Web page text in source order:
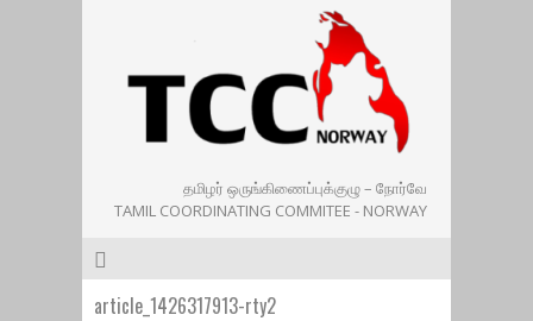
தமிழர் ஒருங்கிணைப்புக்குழு – நோர்வே
TAMIL COORDINATING COMMITEE - NORWAY
article_1426317913-rty2